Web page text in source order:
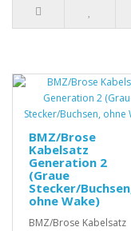
BMZ/Brose
Kabelsatz
Generation 2
(Graue
Stecker/
ohne Wake)
BMZ/Brose Kabelsatz